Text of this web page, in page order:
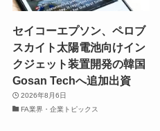
セイコーエプソン、ペロブ
スカイト太陽電池向けイン
クジェット装置開発の韓国
Gosan Techへ追加出資
2026年8月6日
FA業界・企業トピックス